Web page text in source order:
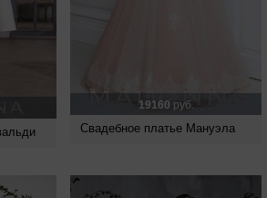
19160 руб.
Свадебное платье Мануэла